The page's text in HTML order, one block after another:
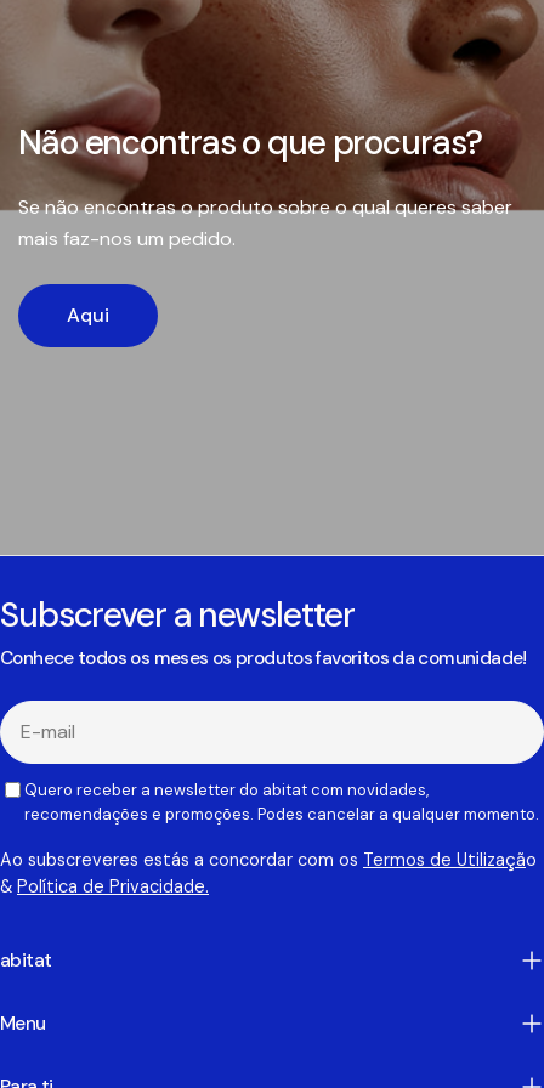
Não encontras o que procuras?
Se não encontras o produto sobre o qual queres saber
mais faz-nos um pedido.
Aqui
Subscrever a newsletter
Conhece todos os meses os produtos favoritos da comunidade!
E-
mail
Quero receber a newsletter do abitat com novidades,
recomendações e promoções. Podes cancelar a qualquer momento.
Ao subscreveres estás a concordar com os Termos de Utilização
& Política de Privacidade.
abitat
Menu